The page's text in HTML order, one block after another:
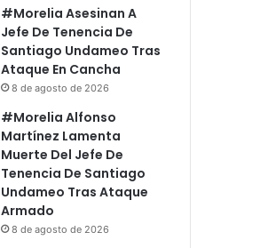
#Morelia Asesinan A
Jefe De Tenencia De
Santiago Undameo Tras
Ataque En Cancha
8 de agosto de 2026
#Morelia Alfonso
Martínez Lamenta
Muerte Del Jefe De
Tenencia De Santiago
Undameo Tras Ataque
Armado
8 de agosto de 2026